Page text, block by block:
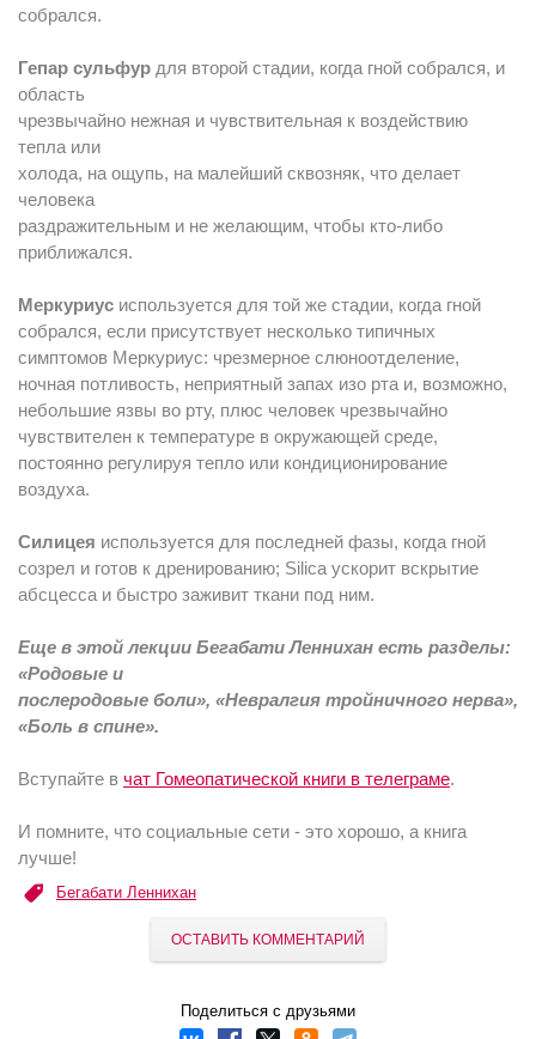
собрался.
Гепар сульфур для второй стадии, когда гной собрался, и
область
чрезвычайно нежная и чувствительная к воздействию
тепла или
холода, на ощупь, на малейший сквозняк, что делает
человека
раздражительным и не желающим, чтобы кто-либо
приближался.
Меркуриус используется для той же стадии, когда гной
собрался, если присутствует несколько типичных
симптомов Меркуриус: чрезмерное слюноотделение,
ночная потливость, неприятный запах изо рта и, возможно,
небольшие язвы во рту, плюс человек чрезвычайно
чувствителен к температуре в окружающей среде,
постоянно регулируя тепло или кондиционирование
воздуха.
Силицея используется для последней фазы, когда гной
созрел и готов к дренированию; Silica ускорит вскрытие
абсцесса и быстро заживит ткани под ним.
Еще в этой лекции Бегабати Леннихан есть разделы:
«Родовые и
послеродовые боли», «Невралгия тройничного нерва»,
«Боль в спине».
Вступайте в чат Гомеопатической книги в телеграме.
И помните, что социальные сети - это хорошо, а книга
лучше!
Бегабати Леннихан
ОСТАВИТЬ КОММЕНТАРИЙ
Поделиться с друзьями